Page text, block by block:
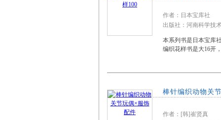
作者：日本宝库社
出版社：河南科学
本系列书是日本宝库
编织花样书是大16开
棒针编织动物关
作者：[韩]崔贤真